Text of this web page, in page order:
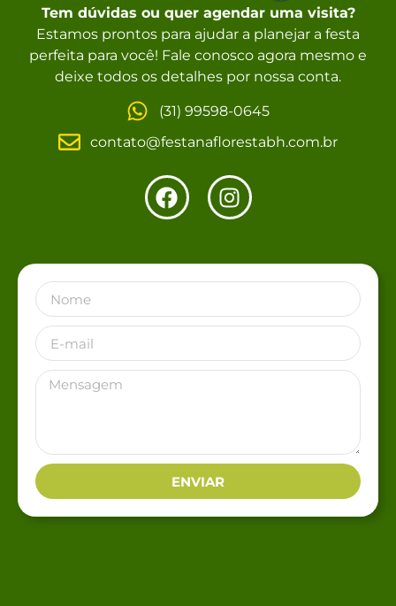
Tem dúvidas ou quer agendar uma visita?
Estamos prontos para ajudar a planejar a festa
perfeita para você! Fale conosco agora mesmo e
deixe todos os detalhes por nossa conta.
(31) 99598-0645
contato@festanaflorestabh.com.br
ENVIAR